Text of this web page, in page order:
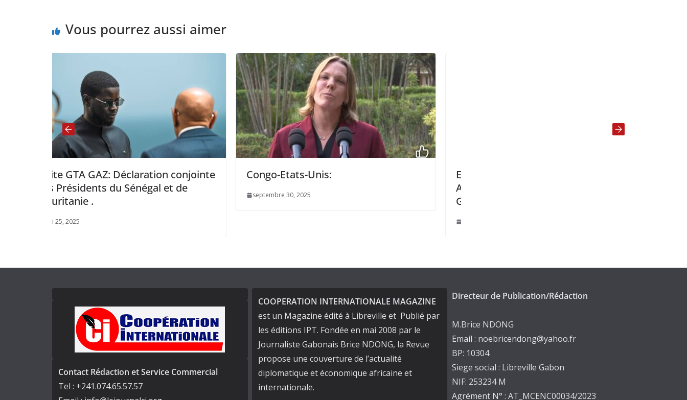
Vous pourrez aussi aimer
GAZ: Déclaration conjointe
du Sénégal et de
Congo-Etats-Unis:
Entretien avec M. XU Jinwei,
Ambassadeur de Chine au
Contact Rédaction et Service Commercial
Tel : +241.074.65.57.57
COOPERATION INTERNATIONALE MAGAZINE
est un Magazine édité à Libreville et Publié par
les éditions IPT. Fondée en mai 2008 par le
Journaliste Gabonais Brice NDONG, la Revue
propose une couverture de l’actualité
diplomatique et économique africaine et
internationale.
Directeur de Publication/Rédaction
M.Brice NDONG
Email : noebricendong@yahoo.fr
BP: 10304
Siege social : Libreville Gabon
NIF: 253234 M
Agrément N° : AT_MCENC00034/2023